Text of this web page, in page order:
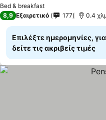
Bed & breakfast
8,9 Εξαιρετικό 177 0.4
Επιλέξτε ημερομηνίες,
δείτε τις ακριβείς τιμές